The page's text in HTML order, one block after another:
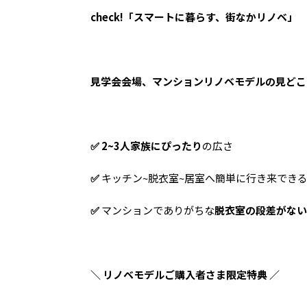
check!「スマートに暮らす、街なかリノベ」
見学会会場、マンションリノベモデルの見ど
✅ 2~3人家族にぴったりの広さ
✅キッチン~脱衣室~居室へ簡単に行き来できる
✅マンションでありがちな脱衣室の段差がない
＼ リノベモデルご購入者さま限定特典 ／